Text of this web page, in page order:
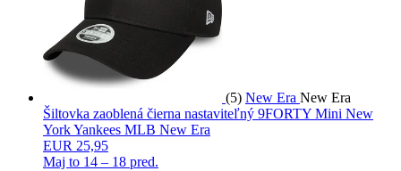
(5) New Era New Era
Šiltovka zaoblená čierna nastaviteľný 9FORTY Mini New
York Yankees MLB New Era
EUR 25,95
Maj to 14 – 18 pred.